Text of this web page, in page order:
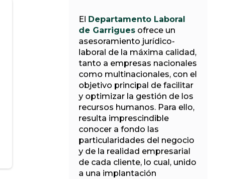
El
Departamento Laboral
de Garriguesofrece un
asesoramiento jurídico-
laboral de la máxima calidad,
tanto a empresas nacionales
como multinacionales, con el
objetivo principal de facilitar
y optimizar la gestión de los
recursos humanos. Para ello,
resulta imprescindible
conocer a fondo las
particularidades del negocio
y de la realidad empresarial
de cada cliente, lo cual, unido
a una implantación